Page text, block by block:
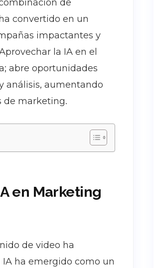
de
convertido en un
impactantes y
la IA en el
abre oportunidades
análisis, aumentando
de marketing.
en Marketing
de video ha
ha emergido como un